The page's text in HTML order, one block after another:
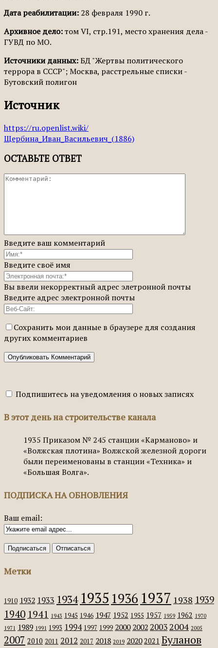
Дата реабилитации: 28 февраля 1990 г.
Архивное дело:том VI, стр.191, место хранения дела -
ГУВД по МО.
Источники данных:БД "Жертвы политического
террора в СССР"; Москва, расстрельные списки -
Бутовский полигон
Источник
https://ru.openlist.wiki/
Щербина_Иван_Васильевич_(1886)
ОСТАВЬТЕ ОТВЕТ
Введите ваш комментарий
Введите своё имя
Вы ввели некорректный адрес элетронной почты
Введите адрес электронной почты
Сохранить мои данные в браузере для создания
других комментариев
Подпишитесь на уведомления о новых записях
В этот день на строительстве канала
1935 Приказом № 245 станции «Карманово» и
«Волжская плотина» Волжской железной дороги
были переименованы в станции «Техника» и
«Большая Волга».
ПОДПИСКА НА ОБНОВЛЕНИЯ
Ваш email:
Метки
1910 1932 1933 1934 1935 1936 1937 1938 1939
1940 1941 1943 1945 1946 1947 1952 1955 1957 1959 1962 1970
1971 1989 1991 1993 1994 1997 1999 2000 2002 2003 2004 2005
2007 2010 2011 2012 2017 2018 2019 2020 2021 Буланов